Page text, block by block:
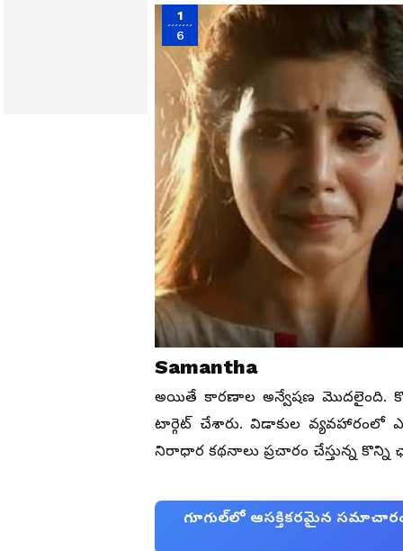
1
6
Samantha
అయితే కారణాల అన్వేషణ మొదలైంది.
టార్గెట్ చేశారు. విడాకుల వ్యవహారంలో
నిరాధార కథనాలు ప్రచారం చేస్తున్న
గూగుల్‌లో ఆసక్తికరమైన